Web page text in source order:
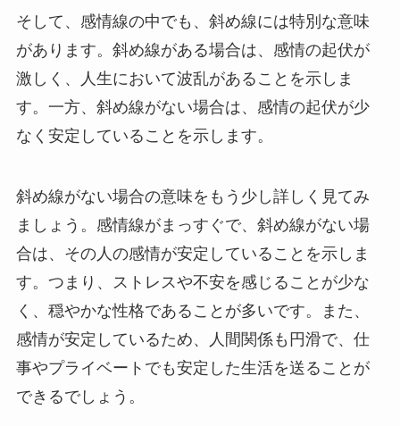
そして、感情線の中でも、斜め線には特別な意味
があります。斜め線がある場合は、感情の起伏が
激しく、人生において波乱があることを示しま
す。一方、斜め線がない場合は、感情の起伏が少
なく安定していることを示します。
斜め線がない場合の意味をもう少し詳しく見てみ
ましょう。感情線がまっすぐで、斜め線がない場
合は、その人の感情が安定していることを示しま
す。つまり、ストレスや不安を感じることが少な
く、穏やかな性格であることが多いです。また、
感情が安定しているため、人間関係も円滑で、仕
事やプライベートでも安定した生活を送ることが
できるでしょう。